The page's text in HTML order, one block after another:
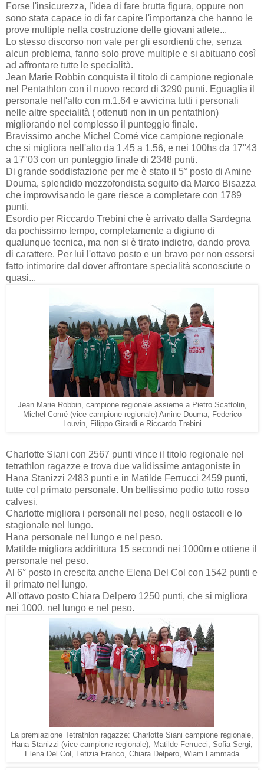
Forse l'insicurezza, l'idea di fare brutta figura, oppure non
sono stata capace io di far capire l'importanza che hanno le
prove multiple nella costruzione delle giovani atlete...
Lo stesso discorso non vale per gli esordienti che, senza
alcun problema, fanno solo prove multiple e si abituano così
ad affrontare tutte le specialità.
Jean Marie Robbin conquista il titolo di campione regionale
nel Pentathlon con il nuovo record di 3290 punti. Eguaglia il
personale nell'alto con m.1.64 e avvicina tutti i personali
nelle altre specialità ( ottenuti non in un pentathlon)
migliorando nel complesso il punteggio finale.
Bravissimo anche Michel Comé vice campione regionale
che si migliora nell'alto da 1.45 a 1.56, e nei 100hs da 17"43
a 17"03 con un punteggio finale di 2348 punti.
Di grande soddisfazione per me è stato il 5° posto di Amine
Douma, splendido mezzofondista seguito da Marco Bisazza
che improvvisando le gare riesce a completare con 1789
punti.
Esordio per Riccardo Trebini che è arrivato dalla Sardegna
da pochissimo tempo, completamente a digiuno di
qualunque tecnica, ma non si è tirato indietro, dando prova
di carattere. Per lui l'ottavo posto e un bravo per non essersi
fatto intimorire dal dover affrontare specialità sconosciute o
quasi...
Jean Marie Robbin, campione regionale assieme a Pietro Scattolin,
Michel Comé (vice campione regionale) Amine Douma, Federico
Louvin, Filippo Girardi e Riccardo Trebini
Charlotte Siani con 2567 punti vince il titolo regionale nel
tetrathlon ragazze e trova due validissime antagoniste in
Hana Stanizzi 2483 punti e in Matilde Ferrucci 2459 punti,
tutte col primato personale. Un bellissimo podio tutto rosso
calvesi.
Charlotte migliora i personali nel peso, negli ostacoli e lo
stagionale nel lungo.
Hana personale nel lungo e nel peso.
Matilde migliora addirittura 15 secondi nei 1000m e ottiene il
personale nel peso.
Al 6° posto in crescita anche Elena Del Col con 1542 punti e
il primato nel lungo.
All'ottavo posto Chiara Delpero 1250 punti, che si migliora
nei 1000, nel lungo e nel peso.
La premiazione Tetrathlon ragazze: Charlotte Siani campione regionale,
Hana Stanizzi (vice campione regionale), Matilde Ferrucci, Sofia Sergi,
Elena Del Col, Letizia Franco, Chiara Delpero, Wiam Lammada